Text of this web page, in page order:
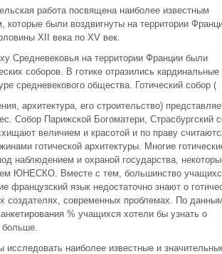
работа посвящена наиболее известным
которые были воздвигнуты на территории
XII века по XV век.
Средневековья на территории Франции были
соборов. В готике отразились кардинальные
средневекового общества. Готический собор (
архитектура, его строительство)
Собор Парижской Богоматери, Страсбургский
величием и красотой и по праву
готической архитектуры. Многие
наблюдением и охраной государства,
ЮНЕСКО. Вместе с тем, большинство
французский язык недостаточно знают о
создателях, современных проблемах. По
% учащихся хотели бы узнать о
больше.
исследовать наиболее известные и